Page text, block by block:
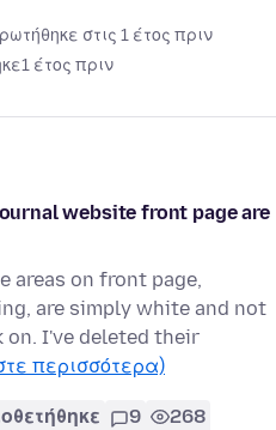
ρωτήθηκε στις 1 έτος πριν
1 έτος πριν
website front page are
areas on front page,
are simply white and not
on. I've deleted their
περισσότερα)
9 268